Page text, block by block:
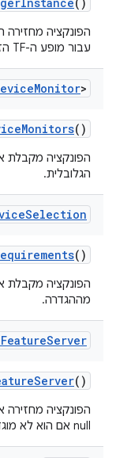
הפונקציה מחזירה
עבור מופע ה-TF הזה.
Monitor>
Monitors()
הפונקציה מקבלת
הגלובלית.
Selection
()
הפונקציה מקבלת
מההגדרה.
FeatureServer
Server()
הפונקציה מחזירה
null אם הוא לא מוגדר.